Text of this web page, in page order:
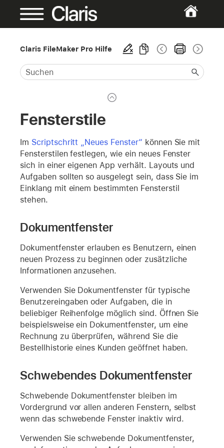
Claris FileMaker Pro Hilfe
Fensterstile
Im Scriptschritt „Neues Fenster“ können Sie mit
Fensterstilen festlegen, wie ein neues Fenster
sich in einer eigenen App verhält. Layouts und
Aufgaben sollten so ausgelegt sein, dass Sie im
Einklang mit einem bestimmten Fensterstil
stehen.
Dokumentfenster
Dokumentfenster erlauben es Benutzern, einen
neuen Prozess zu beginnen oder zusätzliche
Informationen anzusehen.
Verwenden Sie Dokumentfenster für typische
Benutzereingaben oder Aufgaben, die in
beliebiger Reihenfolge möglich sind. Öffnen Sie
beispielsweise ein Dokumentfenster, um eine
Rechnung zu überprüfen, während Sie die
Bestellhistorie eines Kunden geöffnet haben.
Schwebendes Dokumentfenster
Schwebende Dokumentfenster bleiben im
Vordergrund vor allen anderen Fenstern, selbst
wenn das schwebende Fenster inaktiv wird.
Verwenden Sie schwebende Dokumentfenster,